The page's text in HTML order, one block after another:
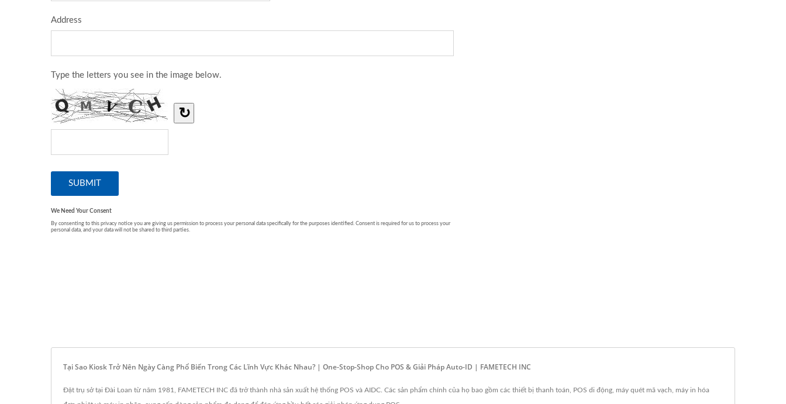
Tại Sao Kiosk Trở Nên Ngày Càng Phổ Biến Trong Các Lĩnh Vực Khác Nhau? | One-Stop-Shop Cho POS & Giải Pháp Auto-ID | FAMETECH INC
Đặt trụ sở tại Đài Loan từ năm 1981, FAMETECH INC đã trở thành nhà sản xuất hệ thống POS và AIDC. Các sản phẩm chính của họ bao gồm các thiết bị thanh toán, POS di động, máy quét mã vạch, máy in hóa